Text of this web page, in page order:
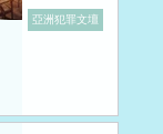
亞洲犯罪文壇